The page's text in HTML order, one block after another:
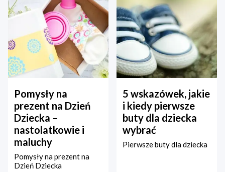
Pomysły na
prezent na Dzień
Dziecka –
nastolatkowie i
maluchy
Pomysły na prezent na
Dzień Dziecka
5 wskazówek, jakie
i kiedy pierwsze
buty dla dziecka
wybrać
Pierwsze buty dla dziecka